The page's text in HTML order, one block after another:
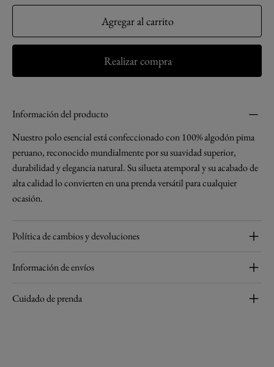
Agregar al carrito
Realizar compra
Información del producto
Nuestro polo esencial está confeccionado con 100% algodón pima
peruano, reconocido mundialmente por su suavidad superior,
durabilidad y elegancia natural. Su silueta atemporal y su acabado de
alta calidad lo convierten en una prenda versátil para cualquier
ocasión.
Política de cambios y devoluciones
Información de envíos
Cuidado de prenda